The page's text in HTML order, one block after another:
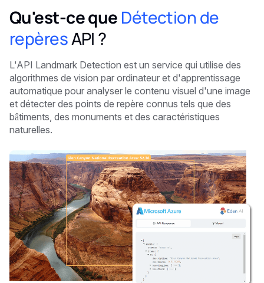
Qu'est-ce que Détection de
repèresAPI ?
L'API Landmark Detection est un service qui utilise des
algorithmes de vision par ordinateur et d'apprentissage
automatique pour analyser le contenu visuel d'une image
et détecter des points de repère connus tels que des
bâtiments, des monuments et des caractéristiques
naturelles.